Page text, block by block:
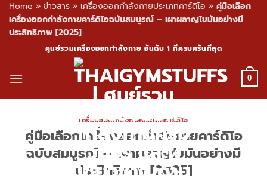
Home » ข่าวสาร » เครื่องออกกำลังกายประเภทคาร์ดิโอ » คู่มือเลือก
เครื่องออกกำลังกายคาร์ดิโอฉบับสมบูรณ์ – เผาผลาญไขมันอย่างมี
ประสิทธิภาพ [2025]
content
ศูนย์รวมเครื่องออกกำลังกาย อันดับ 1 ที่ครบครันที่สุด
0
เครื่องออกกำลังกายประเภทคาร์ดิโอ
คู่มือเลือกเครื่องออกกำลังกายคาร์ดิโอ
ฉบับสมบูรณ์ – เผาผลาญไขมันอย่างมี
ประสิทธิภาพ [2025]